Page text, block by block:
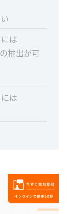
は
抽出が可
は